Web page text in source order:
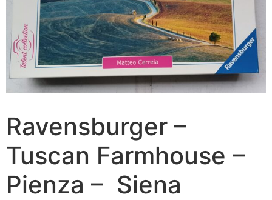
Ravensburger –
Tuscan Farmhouse –
Pienza – Siena